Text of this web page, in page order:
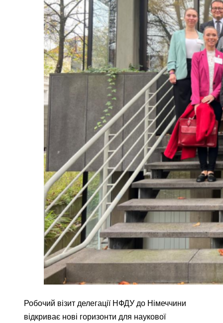
Робочий візит делегації НФДУ до Німеччини
відкриває нові горизонти для наукової